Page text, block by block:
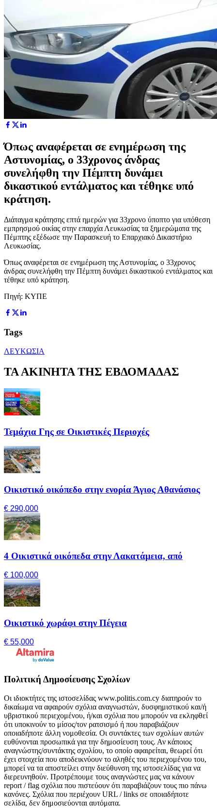
Όπως αναφέρεται σε ενημέρωση της
Αστυνομίας, ο 33χρονος άνδρας
συνελήφθη την Πέμπτη δυνάμει
δικαστικού εντάλματος και τέθηκε υπό
κράτηση.
Διάταγμα κράτησης επτά ημερών για 33χρονο ύποπτο για υπόθεση
εμπρησμού οικίας στην επαρχία Λευκωσίας τα ξημερώματα της
Πέμπτης εξέδωσε την Παρασκευή το Επαρχιακό Δικαστήριο
Λευκωσίας.
Όπως αναφέρεται σε ενημέρωση της Αστυνομίας, ο 33χρονος
άνδρας συνελήφθη την Πέμπτη δυνάμει δικαστικού εντάλματος και
τέθηκε υπό κράτηση.
Πηγή: ΚΥΠΕ
Tags
ΛΕΥΚΩΣΙΑ
ΤΑ ΑΚΙΝΗΤΑ ΤΗΣ ΕΒΔΟΜΑΔΑΣ
Τεμάχια Γης σε Οικιστικές Περιοχές
Οικιστικό οικόπεδο στην ενορία Άγιος Αθανάσιος
€ 290,000
4 Οικιστικά οικόπεδα στην Λακατάμεια, από
€ 100,000
Οικιστικό χωράφι στην Πέγεια
€ 55,000
Πολιτική Δημοσίευσης Σχολίων
Οι ιδιοκτήτες της ιστοσελίδας www.politis.com.cy διατηρούν το
δικαίωμα να αφαιρούν σχόλια αναγνωστών, δυσφημιστικού και/ή
υβριστικού περιεχομένου, ή/και σχόλια που μπορούν να εκληφθεί
ότι υποκινούν το μίσος/τον ρατσισμό ή που παραβιάζουν
οποιαδήποτε άλλη νομοθεσία. Οι συντάκτες των σχολίων αυτών
ευθύνονται προσωπικά για την δημοσίευση τους. Αν κάποιος
αναγνώστης/συντάκτης σχολίου, το οποίο αφαιρείται, θεωρεί ότι
έχει στοιχεία που αποδεικνύουν το αληθές του περιεχομένου του,
μπορεί να τα αποστείλει στην διεύθυνση της ιστοσελίδας για να
διερευνηθούν. Προτρέπουμε τους αναγνώστες μας να κάνουν
report / flag σχόλια που πιστεύουν ότι παραβιάζουν τους πιο πάνω
κανόνες. Σχόλια που περιέχουν URL / links σε οποιαδήποτε
σελίδα, δεν δημοσιεύονται αυτόματα.